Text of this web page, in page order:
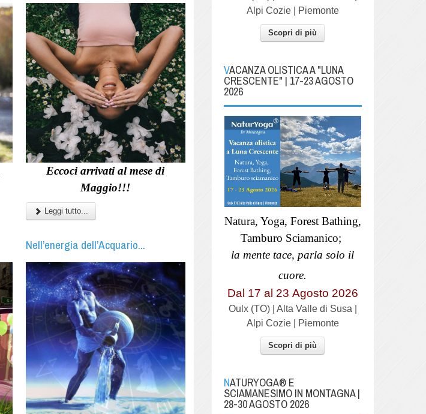
Eccoci arrivati al mese di
Maggio!!!
Leggi tutto...
Nell’energia dell’Acquario...
Alpi Cozie | Piemonte
Scopri di più
VACANZA OLISTICA A "LUNA
CRESCENTE" | 17-23 AGOSTO
2026
Natura, Yoga, Forest Bathing,
Tamburo Sciamanico;
la mente tace, parla solo il
cuore.
Dal 17 al 23 Agosto 2026
Oulx (TO) | Alta Valle di Susa |
Alpi Cozie | Piemonte
Scopri di più
NATURYOGA® E
SCIAMANESIMO IN MONTAGNA |
28-30 AGOSTO 2026